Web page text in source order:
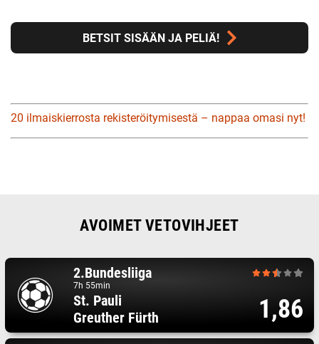
BETSIT SISÄÄN JA PELIÄ!
20 ilmaiskierrosta rekisteröitymisestä – nappaa omasi nyt!
AVOIMET VETOVIHJEET
2.Bundesliiga
7h 55min
St. Pauli
Greuther Fürth
1,86